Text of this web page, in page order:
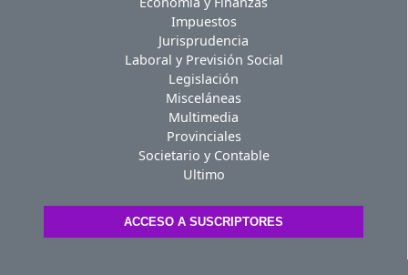
Impuestos
Jurisprudencia
Laboral y Previsión Social
Legislación
Misceláneas
Multimedia
Provinciales
Societario y Contable
Ultimo
ACCESO A SUSCRIPTORES